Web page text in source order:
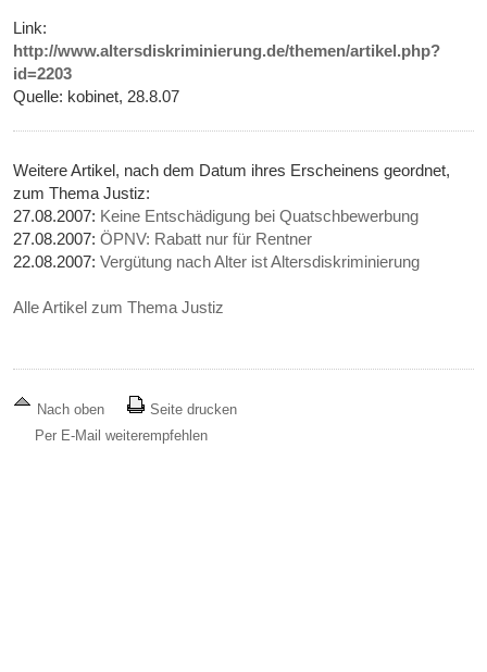
Link:
http://www.altersdiskriminierung.de/themen/artikel.php?
id=2203
Quelle: kobinet, 28.8.07
Weitere Artikel, nach dem Datum ihres Erscheinens geordnet,
zum Thema Justiz:
27.08.2007: Keine Entschädigung bei Quatschbewerbung
27.08.2007:ÖPNV: Rabatt nur für Rentner
22.08.2007:Vergütung nach Alter ist Altersdiskriminierung
Alle Artikel zum Thema Justiz
Nach oben
Seite drucken
Per E-Mail weiterempfehlen